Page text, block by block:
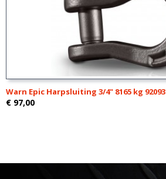
Warn Epic Harpsluiting 3/4" 8165 kg 92093
€ 97,00